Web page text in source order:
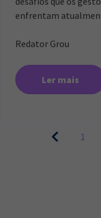
enfrentam
Redator Grou
Ler mais
1